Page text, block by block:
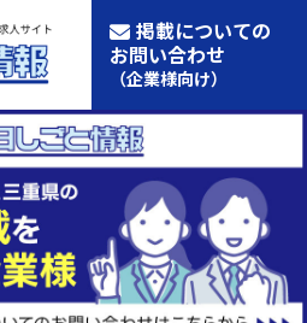
掲載についての
お問い合わせ
（企業様向け）